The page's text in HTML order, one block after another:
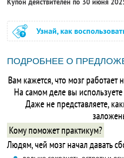
Купон действителен по 30 июня
Узнай, как
ПОДРОБНЕЕ О
Вам кажется, что мозг
На самом деле вы
Даже не представляете,
Кому поможет практикум?
Людям, чей мозг начал давать